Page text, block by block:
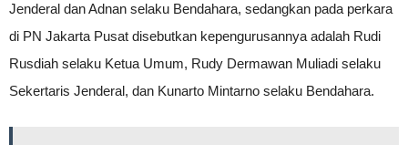
Jenderal dan Adnan selaku Bendahara, sedangkan pada perkara
di PN Jakarta Pusat disebutkan kepengurusannya adalah Rudi
Rusdiah selaku Ketua Umum, Rudy Dermawan Muliadi selaku
Sekertaris Jenderal, dan Kunarto Mintarno selaku Bendahara.